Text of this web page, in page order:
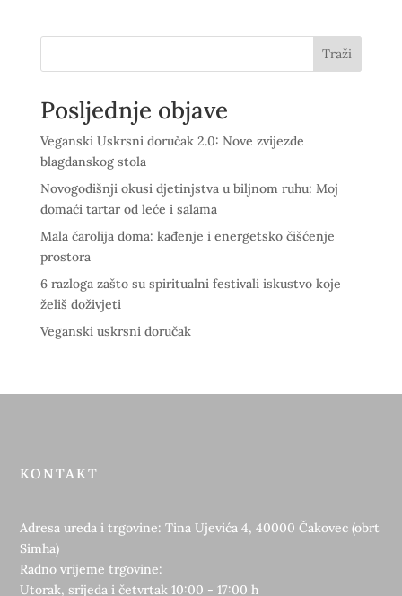
Traži
Posljednje objave
Veganski Uskrsni doručak 2.0: Nove zvijezde
blagdanskog stola
Novogodišnji okusi djetinjstva u biljnom ruhu: Moj
domaći tartar od leće i salama
Mala čarolija doma: kađenje i energetsko čišćenje
prostora
6 razloga zašto su spiritualni festivali iskustvo koje
želiš doživjeti
Veganski uskrsni doručak
KONTAKT
Adresa ureda i trgovine: Tina Ujevića 4, 40000 Čakovec (obrt
Simha)
Radno vrijeme trgovine:
Utorak, srijeda i četvrtak 10:00 - 17:00 h